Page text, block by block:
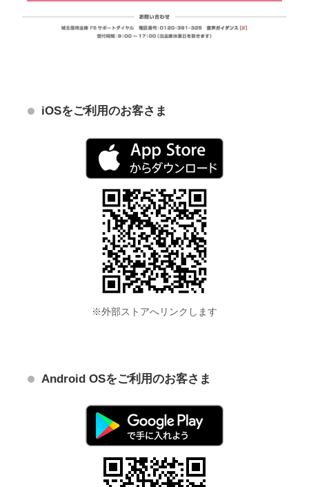
iOSをご利用のお客さま
※外部ストアへリンクします
Android OSをご利用のお客さま